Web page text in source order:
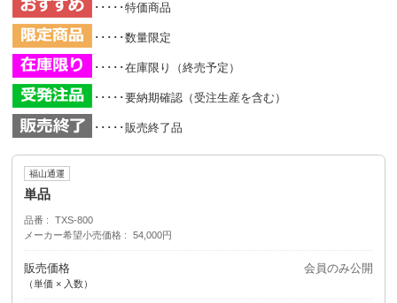
･････特価商品
･････数量限定
･････在庫限り（終売予定）
･････要納期確認（受注生産を含む）
･････販売終了品
福山通運
単品
品番
TXS-800
メーカー希望小売価格
54,000円
販売価格
（単価 × 入数）
会員のみ公開